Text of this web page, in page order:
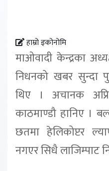
हाम्रो इकोनोमि
माओवादी केन्द्रका
निधनको खबर सुन्दा
थिए । अचानक
काठमाण्डौ हानिए ।
छतमा हेलिकोप्टर
नगएर सिधै लाजिम्पाट